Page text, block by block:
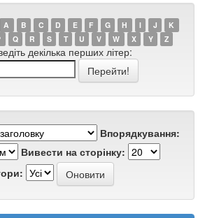
A B C D E F G H I J
K
Q R S T U V W X Y Z
декілька перших літер:
Впорядкування:
Вивести на сторінку: